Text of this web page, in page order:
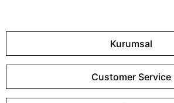
Kurumsal
Customer Service